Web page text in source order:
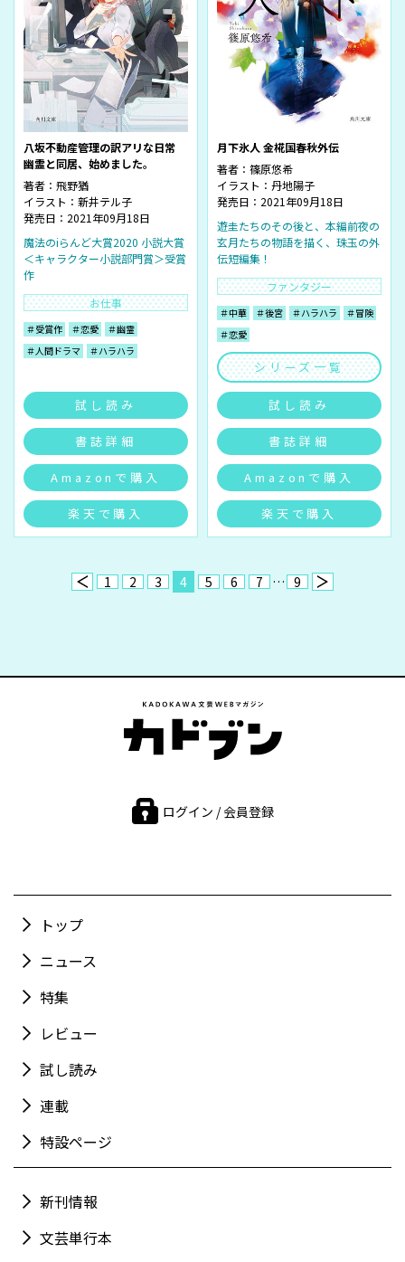
八坂不動産管理の訳アリな日常
幽霊と同居、始めました。
著者： 飛野猶
イラスト： 新井テル子
発売日：2021年09月18日
魔法のiらんど大賞2020 小説大賞
＜キャラクター小説部門賞＞受賞
作
お仕事
＃受賞作 ＃恋愛
＃幽霊
＃人間ドラマ
＃ハラハラ
試し読み
書誌詳細
Amazonで購入
楽天で購入
月下氷人 金椛国春秋外伝
著者： 篠原悠希
イラスト： 丹地陽子
発売日：2021年09月18日
遊圭たちのその後と、本編前夜の
玄月たちの物語を描く、珠玉の外
伝短編集！
ファンタジー
＃中華 ＃後宮 ＃ハラハラ
＃冒険
＃恋愛
シリーズ一覧
試し読み
書誌詳細
Amazonで購入
楽天で購入
1 2 3 4 5 6 7 … 9
ログイン / 会員登録
トップ
ニュース
特集
レビュー
試し読み
連載
特設ページ
新刊情報
文芸単行本